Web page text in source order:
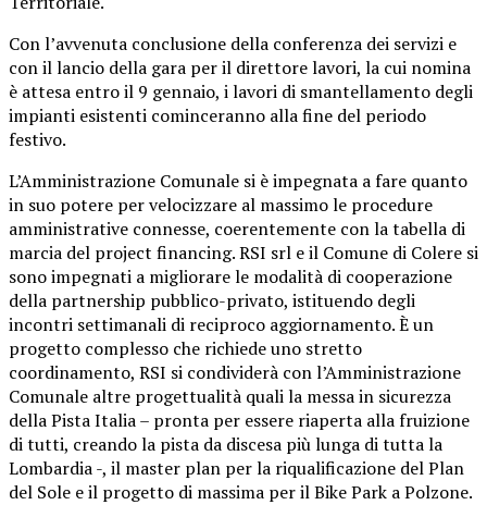
Con l’avvenuta conclusione della conferenza dei servizi e
con il lancio della gara per il direttore lavori, la cui nomina
è attesa entro il 9 gennaio, i lavori di smantellamento degli
impianti esistenti cominceranno alla fine del periodo
festivo.
L’Amministrazione Comunale si è impegnata a fare quanto
in suo potere per velocizzare al massimo le procedure
amministrative connesse, coerentemente con la tabella di
marcia del project financing. RSI srl e il Comune di Colere si
sono impegnati a migliorare le modalità di cooperazione
della partnership pubblico-privato, istituendo degli
incontri settimanali di reciproco aggiornamento. È un
progetto complesso che richiede uno stretto
coordinamento, RSI si condividerà con l’Amministrazione
Comunale altre progettualità quali la messa in sicurezza
della Pista Italia – pronta per essere riaperta alla fruizione
di tutti, creando la pista da discesa più lunga di tutta la
Lombardia -, il master plan per la riqualificazione del Plan
del Sole e il progetto di massima per il Bike Park a Polzone.